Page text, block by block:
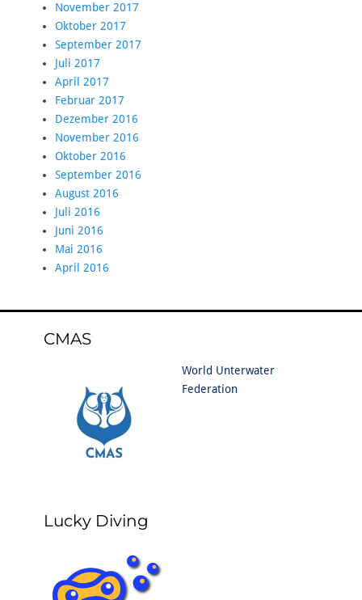
November 2017
Oktober 2017
September 2017
Juli 2017
April 2017
Februar 2017
Dezember 2016
November 2016
Oktober 2016
September 2016
August 2016
Juli 2016
Juni 2016
Mai 2016
April 2016
CMAS
World Unterwater
Federation
Lucky Diving